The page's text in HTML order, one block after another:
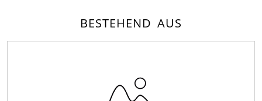
BESTEHEND AUS